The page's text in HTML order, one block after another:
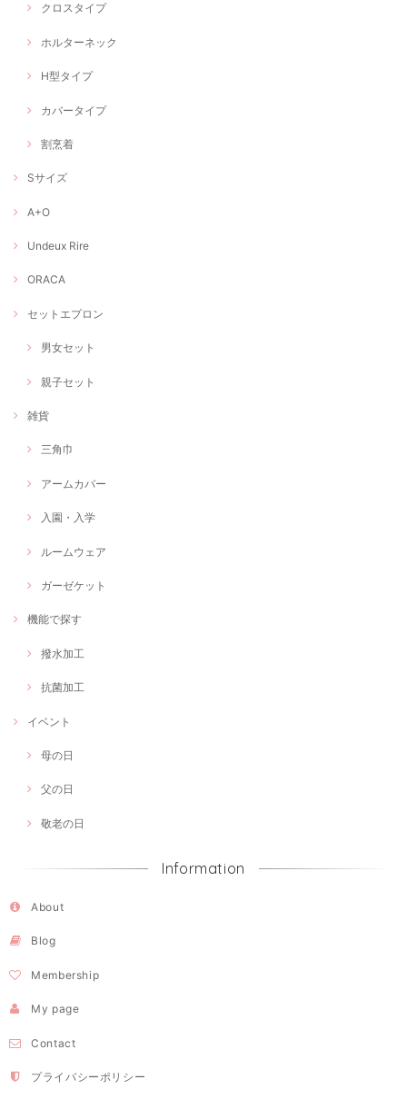
クロスタイプ
ホルターネック
H型タイプ
カバータイプ
割烹着
Sサイズ
A+O
Undeux Rire
ORACA
セットエプロン
男女セット
親子セット
雑貨
三角巾
アームカバー
入園・入学
ルームウェア
ガーゼケット
機能で探す
撥水加工
抗菌加工
イベント
母の日
父の日
敬老の日
Information
About
Blog
Membership
My page
Contact
プライバシーポリシー